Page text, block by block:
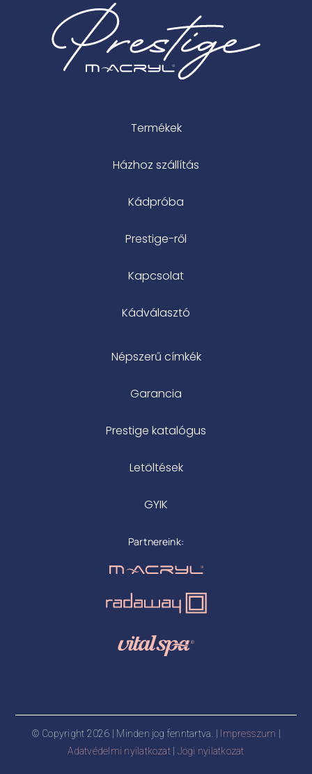
Termékek
Házhoz szállítás
Kádpróba
Prestige-ről
Kapcsolat
Kádválasztó
Népszerű címkék
Garancia
Prestige katalógus
Letöltések
GYIK
Partnereink:
© Copyright 2026 | Minden jog fenntartva. | Impresszum
Adatvédelmi nyilatkozat| Jogi nyilatkozat